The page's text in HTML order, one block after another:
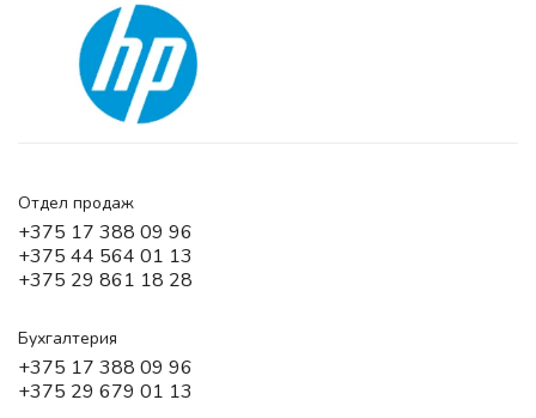
Отдел продаж
+375 17 388 09 96
+375 44 564 01 13
+375 29 861 18 28
Бухгалтерия
+375 17 388 09 96
+375 29 679 01 13